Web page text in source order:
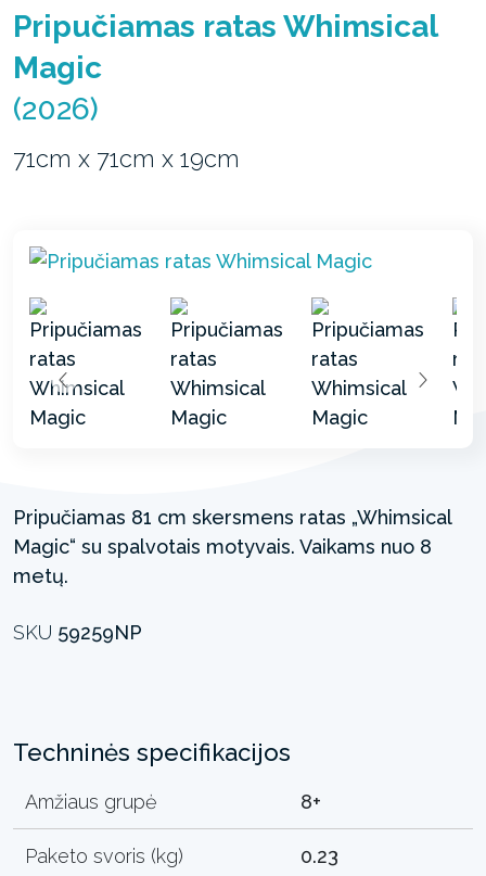
Pripučiamas ratas Whimsical
Magic
(2026)
71cm x 71cm x 19cm
Pripučiamas 81 cm skersmens ratas „Whimsical
Magic“ su spalvotais motyvais. Vaikams nuo 8
metų.
SKU 59259NP
Techninės specifikacijos
Amžiaus grupė 8+
Paketo svoris (kg) 0.23